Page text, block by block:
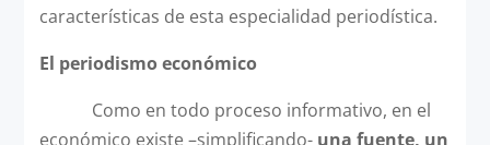
características de esta especialidad periodística.
El periodismo económico
Como en todo proceso informativo, en el
económico existe –simplificando- una fuente, un